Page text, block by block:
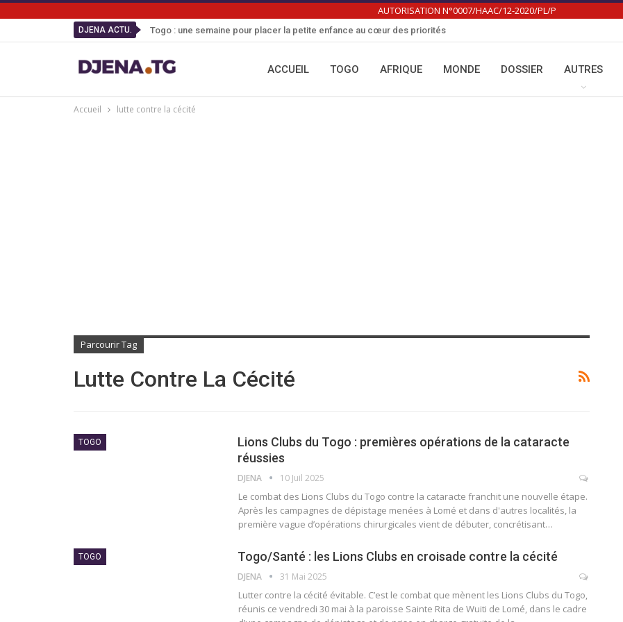
AUTORISATION N°0007/HAAC/12-2020/PL/P
DJENA ACTU. Togo : une semaine pour placer la petite enfance au cœur des priorités
ACCUEIL TOGO AFRIQUE MONDE DOSSIER AUTRES
Accueil lutte contre la cécité
Parcourir Tag
Lutte Contre La Cécité
TOGO
Lions Clubs du Togo : premières opérations de la cataracte
réussies
DJENA 10 Juil 2025
Le combat des Lions Clubs du Togo contre la cataracte franchit une nouvelle étape.
Après les campagnes de dépistage menées à Lomé et dans d'autres localités, la
première vague d’opérations chirurgicales vient de débuter, concrétisant…
TOGO Togo/Santé : les Lions Clubs en croisade contre la cécité
DJENA 31 Mai 2025
Lutter contre la cécité évitable. C’est le combat que mènent les Lions Clubs du Togo,
réunis ce vendredi 30 mai à la paroisse Sainte Rita de Wuiti de Lomé, dans le cadre